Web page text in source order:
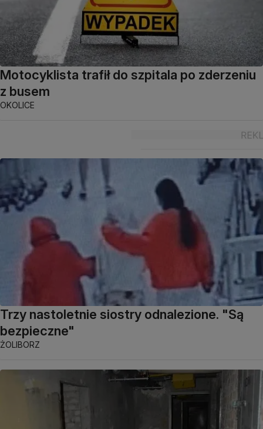
Motocyklista trafił do szpitala po zderzeniu
z busem
OKOLICE
Trzy nastoletnie siostry odnalezione. "Są
bezpieczne"
ŻOLIBORZ